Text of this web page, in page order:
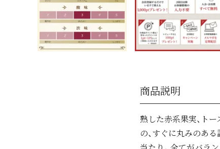
商品説明
熟した赤系果実、ト
の、すぐに丸みのあ